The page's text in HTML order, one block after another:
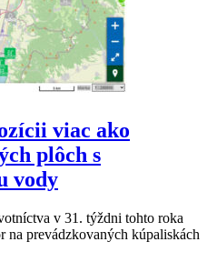
viac ako
plôch s
vody
v 31. týždni tohto roka
na prevádzkovaných kúpaliskách